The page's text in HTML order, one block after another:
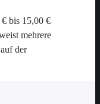
€ bis 15,00 €
mehrere
der